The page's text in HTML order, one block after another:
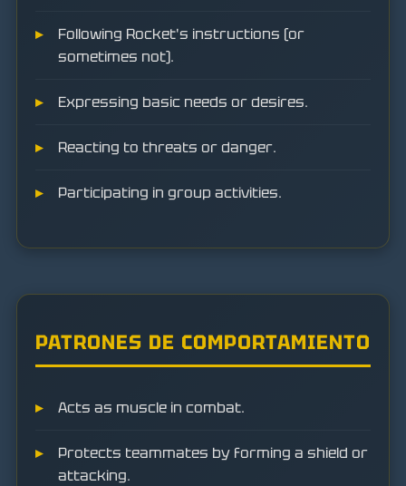
Following Rocket's instructions (or
sometimes not).
Expressing basic needs or desires.
Reacting to threats or danger.
Participating in group activities.
PATRONES DE COMPORTAMIENTO
Acts as muscle in combat.
Protects teammates by forming a shield or
attacking.